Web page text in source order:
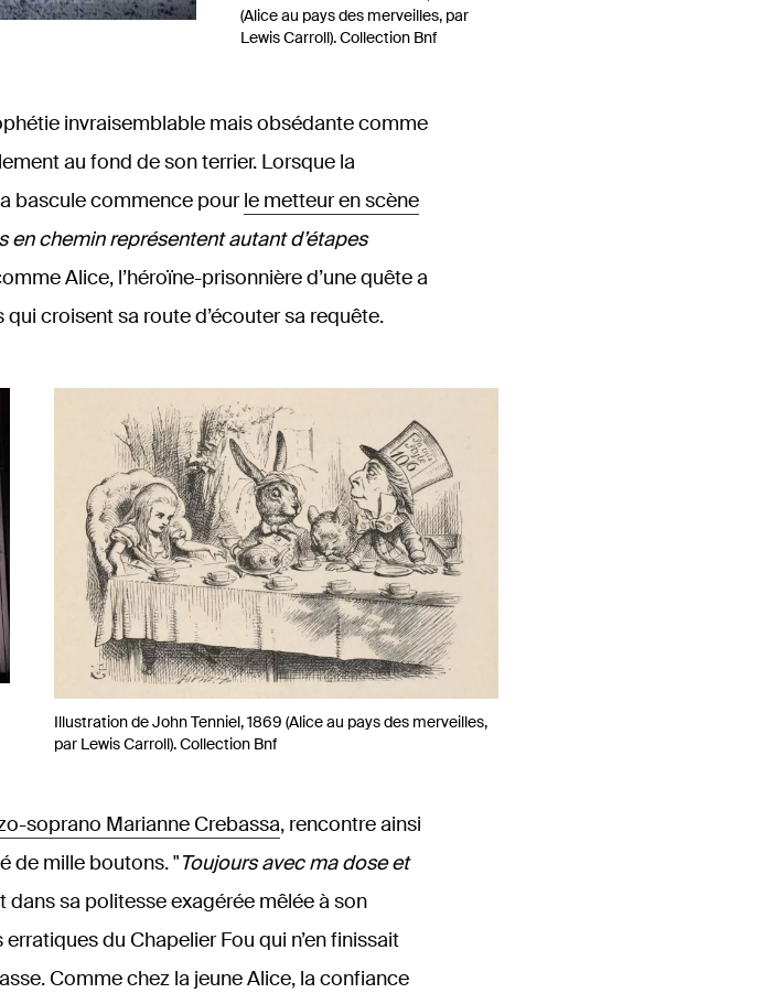
(Alice au pays des merveilles, par
Lewis Carroll). Collection Bnf
invraisemblable mais obsédante comme
au fond de son terrier. Lorsque la
bascule commence pourle metteur en scène
en chemin représentent autant d’étapes
Alice, l’héroïne-prisonnière d’une quête a
croisent sa route d’écouter sa requête.
Illustration de John Tenniel, 1869 (Alice au pays des merveilles,
par Lewis Carroll). Collection Bnf
soprano Marianne Crebassa, rencontre ainsi
de mille boutons. "Toujours avec ma dose et
sa politesse exagérée mêlée à son
du Chapelier Fou qui n’en finissait
Comme chez la jeune Alice, la confiance